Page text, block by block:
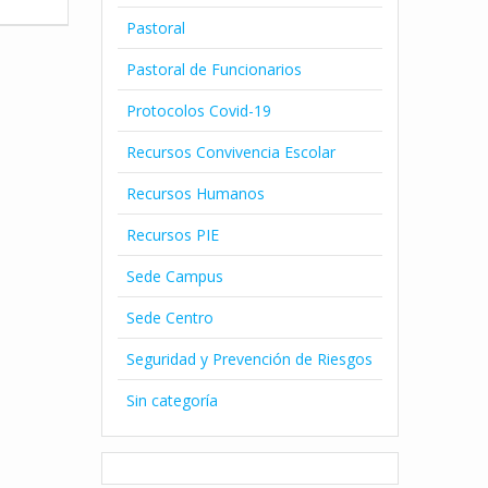
Pastoral
Pastoral de Funcionarios
Protocolos Covid-19
Recursos Convivencia Escolar
Recursos Humanos
Recursos PIE
Sede Campus
Sede Centro
Seguridad y Prevención de Riesgos
Sin categoría